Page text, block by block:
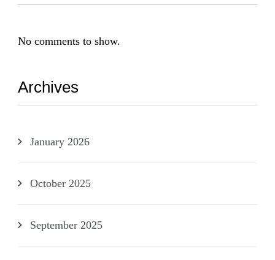
No comments to show.
Archives
January 2026
October 2025
September 2025